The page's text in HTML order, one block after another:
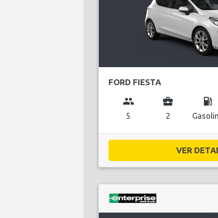
FORD FIESTA
group
5
business_center
2
local_gas_station
VER